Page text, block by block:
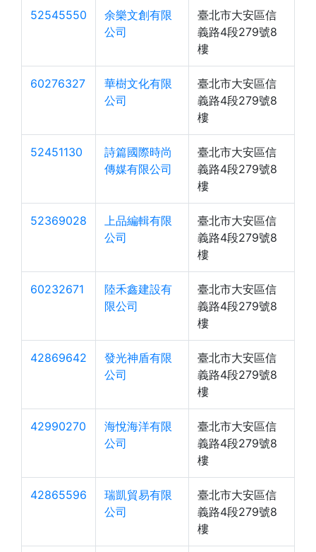
52545550
余樂文創有限
公司
臺北市大安區信
義路4段279號8
樓
60276327
華樹文化有限
公司
臺北市大安區信
義路4段279號8
樓
52451130
詩篇國際時尚
傳媒有限公司
臺北市大安區信
義路4段279號8
樓
52369028
上品編輯有限
公司
臺北市大安區信
義路4段279號8
樓
60232671
陸禾鑫建設有
限公司
臺北市大安區信
義路4段279號8
樓
42869642
發光神盾有限
公司
臺北市大安區信
義路4段279號8
樓
42990270
海悅海洋有限
公司
臺北市大安區信
義路4段279號8
樓
42865596
瑞凱貿易有限
公司
臺北市大安區信
義路4段279號8
樓